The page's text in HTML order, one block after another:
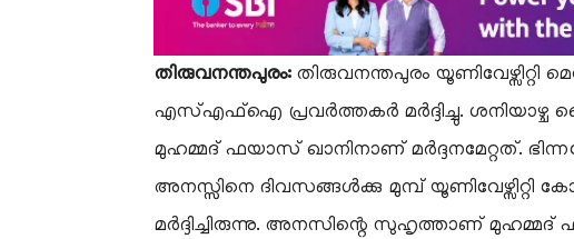
തിരുവനന്തപുരം:തിരുവനന്തപുരം യൂണിവേഴ്സിറ്റി
എസ്എഫ്ഐ പ്രവർത്തകർ മർദ്ദിച്ചു. ശനിയാഴ്ച
മുഹമ്മദ് ഫയാസ് ഖാനിനാണ് മർദ്ദനമേറ്റത്.
അനസ്സിനെ ദിവസങ്ങൾക്കു മുമ്പ്
മർദ്ദിച്ചിരുന്നു. അനസിന്റെ സുഹൃത്താണ്